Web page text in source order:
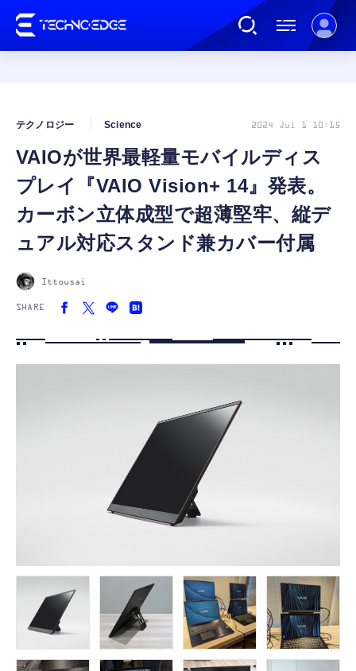
AI
ガジェット
ゲーム
カルチャー
VAIOが世界最軽量モバイルディス
プレイ『VAIO Vision+ 14』発表。
カーボン立体成型で超薄堅牢、縦デ
ュアル対応スタンド兼カバー付属
テクノロジー Science 2024 Jul 1 10:15
Ittousai
SHARE